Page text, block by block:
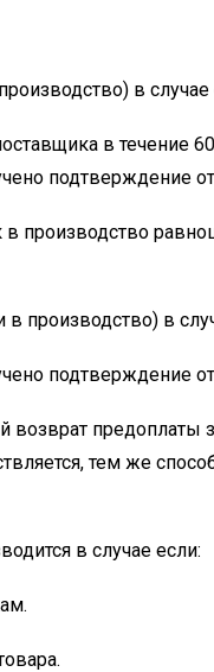
в случае
в течение
подтверждение
производство
производство) в
подтверждение
тем же
в случае если: